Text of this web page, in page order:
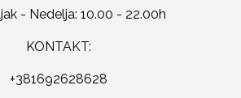
- Nedelja: 10.00 - 22.00h
KONTAKT:
+381692628628